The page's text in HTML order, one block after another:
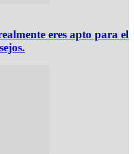
eres apto para el